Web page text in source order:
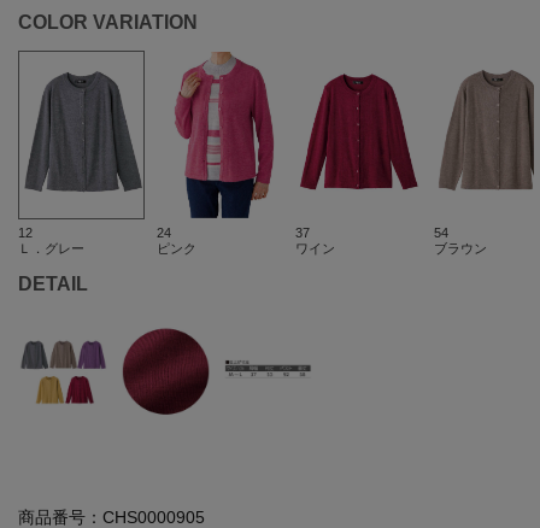
COLOR VARIATION
12
Ｌ．グレー
24
ピンク
37
ワイン
54
ブラウン
DETAIL
商品番号： CHS0000905